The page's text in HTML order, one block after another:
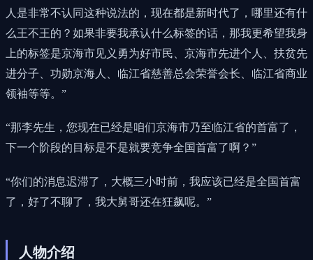
人是非常不认同这种说法的，现在都是新时代了，哪里还有什
么王不王的？如果非要我承认什么标签的话，那我更希望我身
上的标签是京海市见义勇为好市民、京海市先进个人、扶贫先
进分子、功勋京海人、临江省慈善总会荣誉会长、临江省商业
领袖等等。”
“那李先生，您现在已经是咱们京海市乃至临江省的首富了，
下一个阶段的目标是不是就要竞争全国首富了啊？”
“你们的消息迟滞了，大概三小时前，我应该已经是全国首富
了，好了不聊了，我大舅哥还在狂飙呢。”
人物介绍